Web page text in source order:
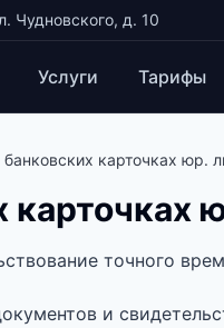
Чудновского, д. 10
Услуги Тарифы
банковских карточках юр.
карточках
точного
и